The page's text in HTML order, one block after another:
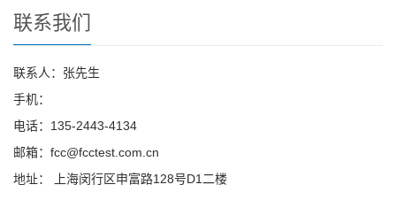
联系我们
联系人：张先生
手机：
电话：135-2443-4134
邮箱：fcc@fcctest.com.cn
地址： 上海闵行区申富路128号D1二楼